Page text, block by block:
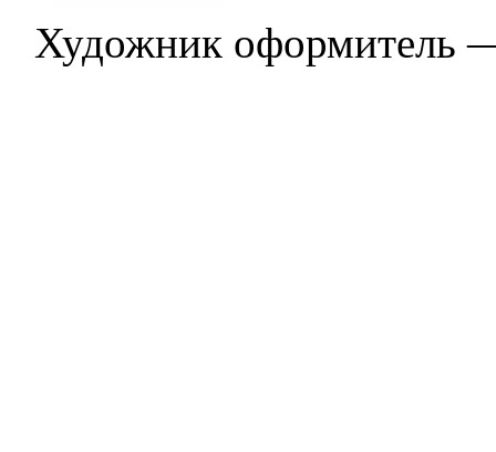
Художник оформитель